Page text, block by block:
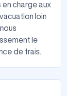
charge aux
loin
le
de frais.